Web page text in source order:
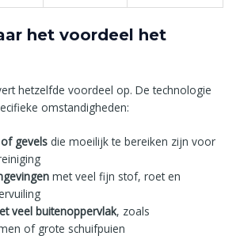
het voordeel het
hetzelfde voordeel op. De technologie
omstandigheden:
gevels die moeilijk te bereiken zijn voor
met veel fijn stof, roet en
veel buitenoppervlak, zoals
of grote schuifpuien